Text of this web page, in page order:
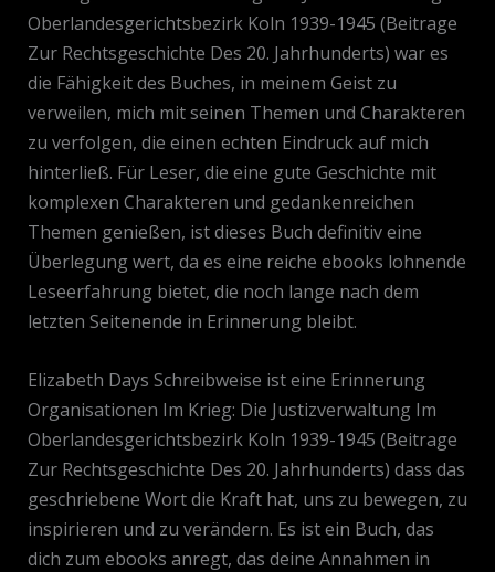
Oberlandesgerichtsbezirk Koln 1939-1945 (Beitrage
Zur Rechtsgeschichte Des 20. Jahrhunderts) war es
die Fähigkeit des Buches, in meinem Geist zu
verweilen, mich mit seinen Themen und Charakteren
zu verfolgen, die einen echten Eindruck auf mich
hinterließ. Für Leser, die eine gute Geschichte mit
komplexen Charakteren und gedankenreichen
Themen genießen, ist dieses Buch definitiv eine
Überlegung wert, da es eine reiche ebooks lohnende
Leseerfahrung bietet, die noch lange nach dem
letzten Seitenende in Erinnerung bleibt.
Elizabeth Days Schreibweise ist eine Erinnerung
Organisationen Im Krieg: Die Justizverwaltung Im
Oberlandesgerichtsbezirk Koln 1939-1945 (Beitrage
Zur Rechtsgeschichte Des 20. Jahrhunderts) dass das
geschriebene Wort die Kraft hat, uns zu bewegen, zu
inspirieren und zu verändern. Es ist ein Buch, das
dich zum ebooks anregt, das deine Annahmen in